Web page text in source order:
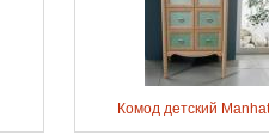
Комод детский